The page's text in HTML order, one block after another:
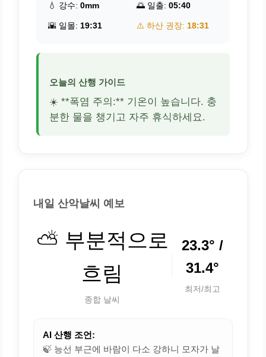
💧 강수: 0mm 🌅 일출: 05:40
🌇 일몰: 19:31 ⚠️ 하산 권장: 18:31
오늘의 산행 가이드
☀️ **폭염 주의:** 기온이 높습니다. 충
분한 물을 챙기고 자주 휴식하세요.
내일 산악날씨 예보
⛅ 부분적으로
흐림
종합 날씨
23.3° /
31.4°
최저/최고
AI 산행 조언:
🍃 능선 부근에 바람이 다소 강하니 모자가 날